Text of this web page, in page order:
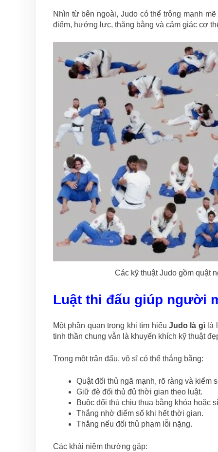
Nhìn từ bên ngoài, Judo có thể trông mạnh
điểm, hướng lực, thăng bằng và cảm giác cơ
Các kỹ thuật Judo gồm quật
Luật thi đấu giúp người
Một phần quan trọng khi tìm hiểu Judo là gìlà
tinh thần chung vẫn là khuyến khích kỹ thuật
Trong một trận đấu, võ sĩ có thể thắng bằng:
Quật đối thủ ngã mạnh, rõ ràng và kiểm
Giữ đè đối thủ đủ thời gian theo luật.
Buộc đối thủ chịu thua bằng khóa hoặc
Thắng nhờ điểm số khi hết thời gian.
Thắng nếu đối thủ phạm lỗi nặng.
Các khái niệm thường gặp: